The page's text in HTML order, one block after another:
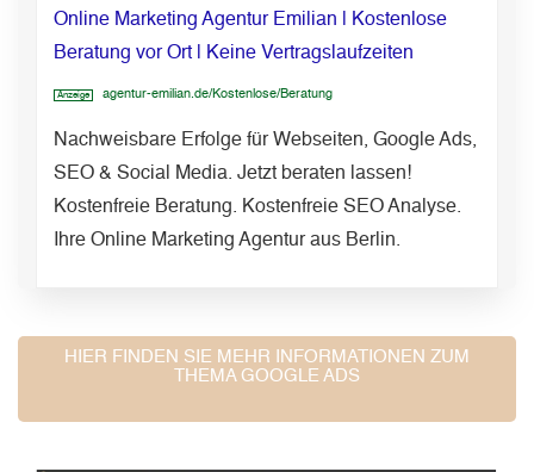
Online Marketing Agentur Emilian
Kostenlose
Beratung vor Ort
Keine Vertragslaufzeiten
Anzeige agentur-emilian.de/Kostenlose/Beratung
Nachweisbare Erfolge für Webseiten, Google Ads,
SEO & Social Media. Jetzt beraten lassen!
Kostenfreie Beratung. Kostenfreie SEO Analyse.
Ihre Online Marketing Agentur aus Berlin.
HIER FINDEN SIE MEHR INFORMATIONEN ZUM
THEMA GOOGLE ADS